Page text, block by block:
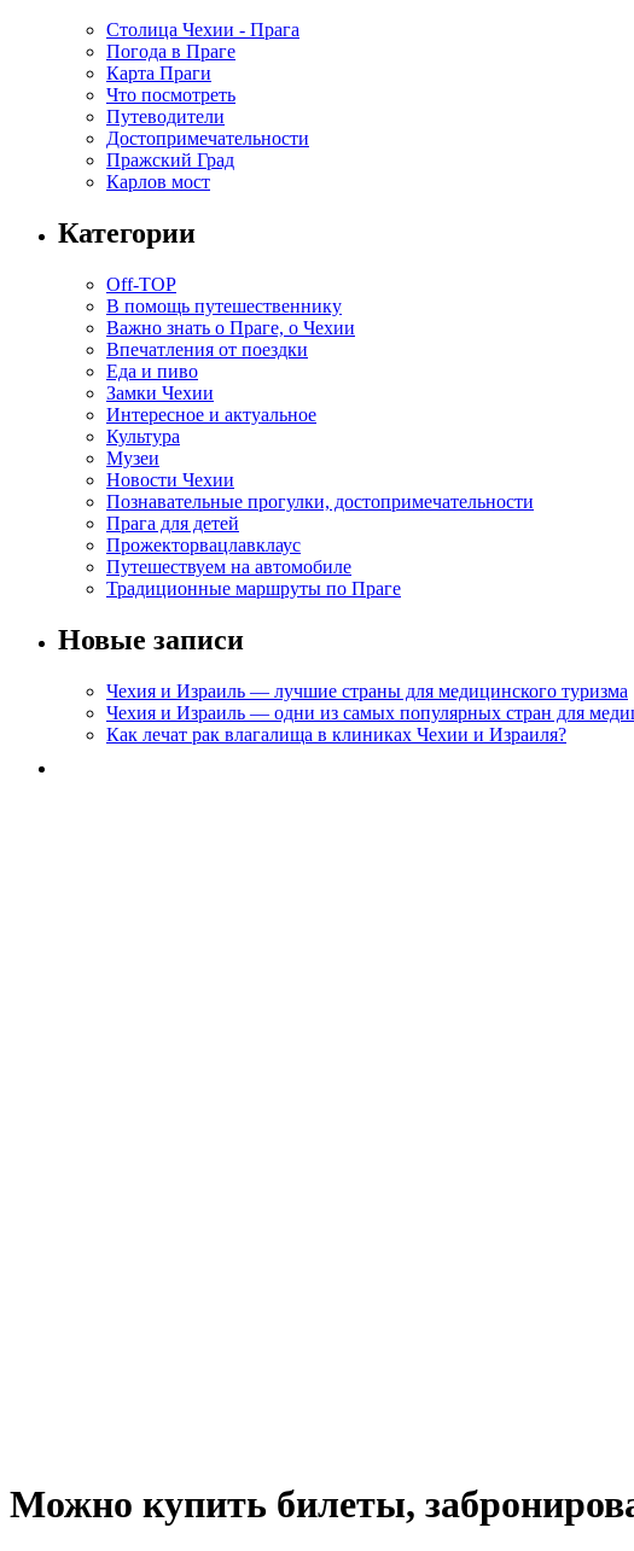
Столица Чехии - Прага
Погода в Праге
Карта Праги
Что посмотреть
Путеводители
Достопримечательности
Пражский Град
Карлов мост
Категории
Off-TOP
В помощь путешественнику
Важно знать о Праге, о Чехии
Впечатления от поездки
Еда и пиво
Замки Чехии
Интересное и актуальное
Культура
Музеи
Новости Чехии
Познавательные прогулки, достопримечательности
Прага для детей
Прожекторвацлавклаус
Путешествуем на автомобиле
Традиционные маршруты по Праге
Новые записи
Чехия и Израиль — лучшие страны для медицинского туризма
Чехия и Израиль — одни из самых популярных стран для
Как лечат рак влагалища в клиниках Чехии и Израиля?
Можно купить билеты,